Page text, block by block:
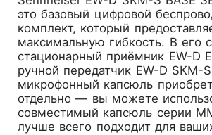
это базовый цифровой
комплект, который
максимальную гибкость. В его
стационарный приёмник EW-D
ручной передатчик EW-D SKM-
микрофонный капсюль
отдельно — вы можете
совместимый капсюль серии
лучше всего подходит для